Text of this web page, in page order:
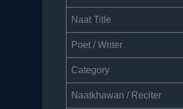
Naat Title
Poet / Writer
Category
Naatkhawan / Reciter